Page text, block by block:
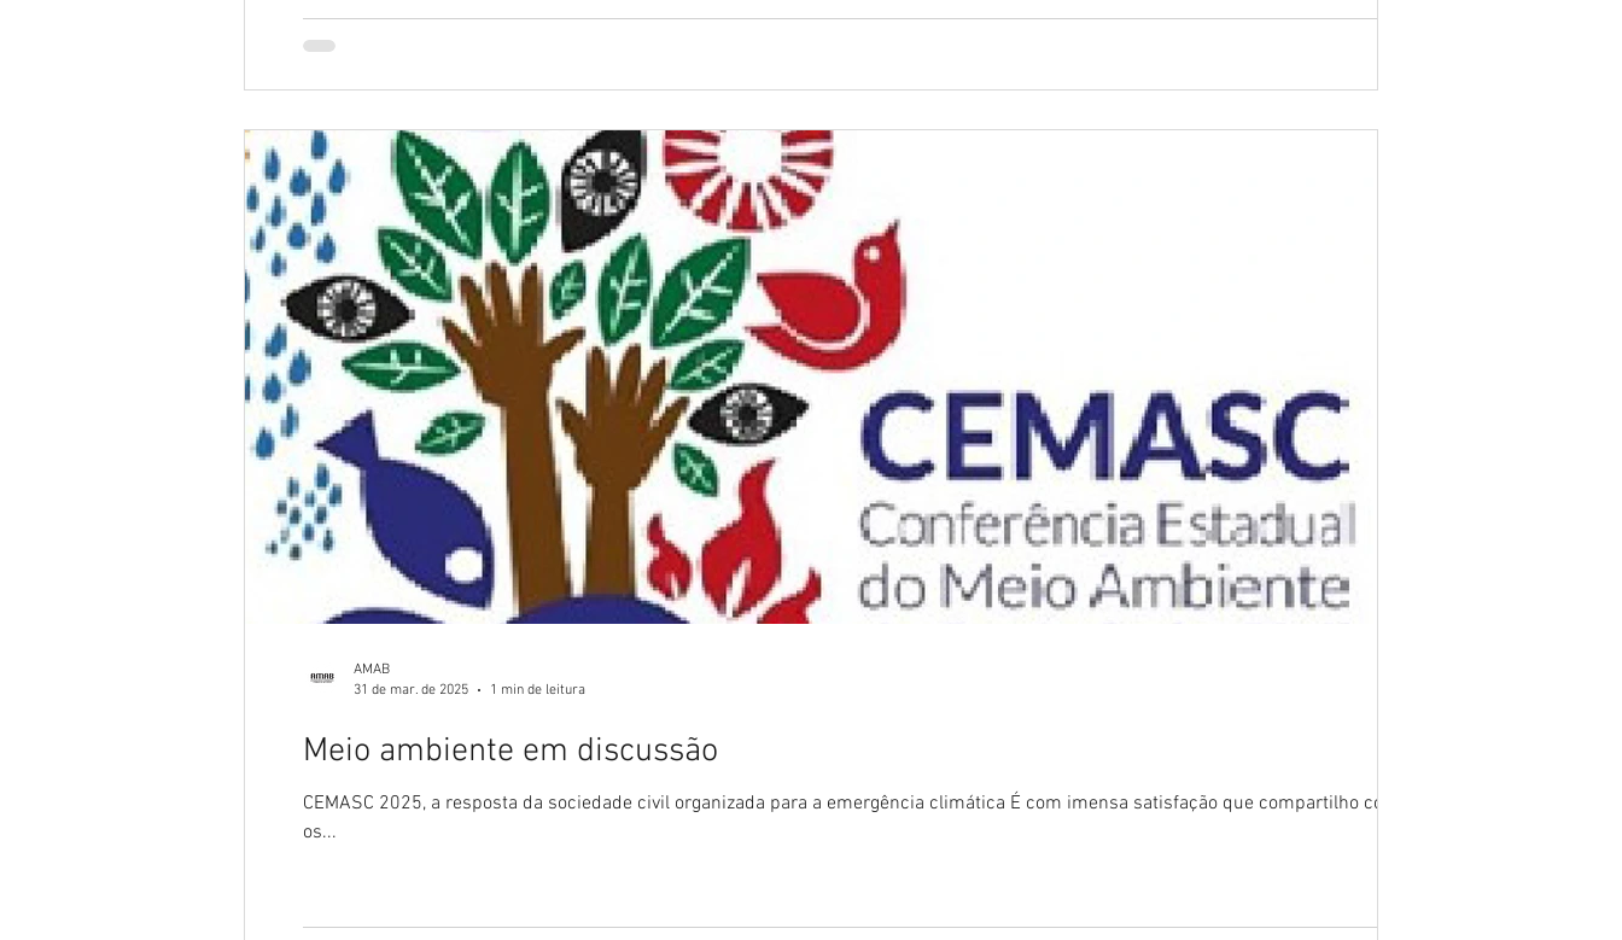
Meio ambiente em discussão
CEMASC 2025, a resposta da sociedade civil organizada para a emergência climática É com imensa satisfação que compartilho com
os...
AMAB
31 de mar. de 2025
1 min de leitura